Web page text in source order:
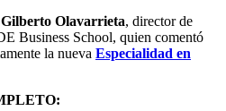
Gilberto Olavarrieta, director de
Business School, quien comentó
la nueva Especialidad en